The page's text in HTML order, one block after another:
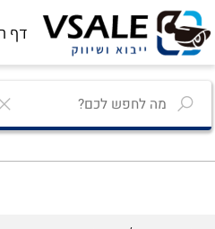
דף הבית